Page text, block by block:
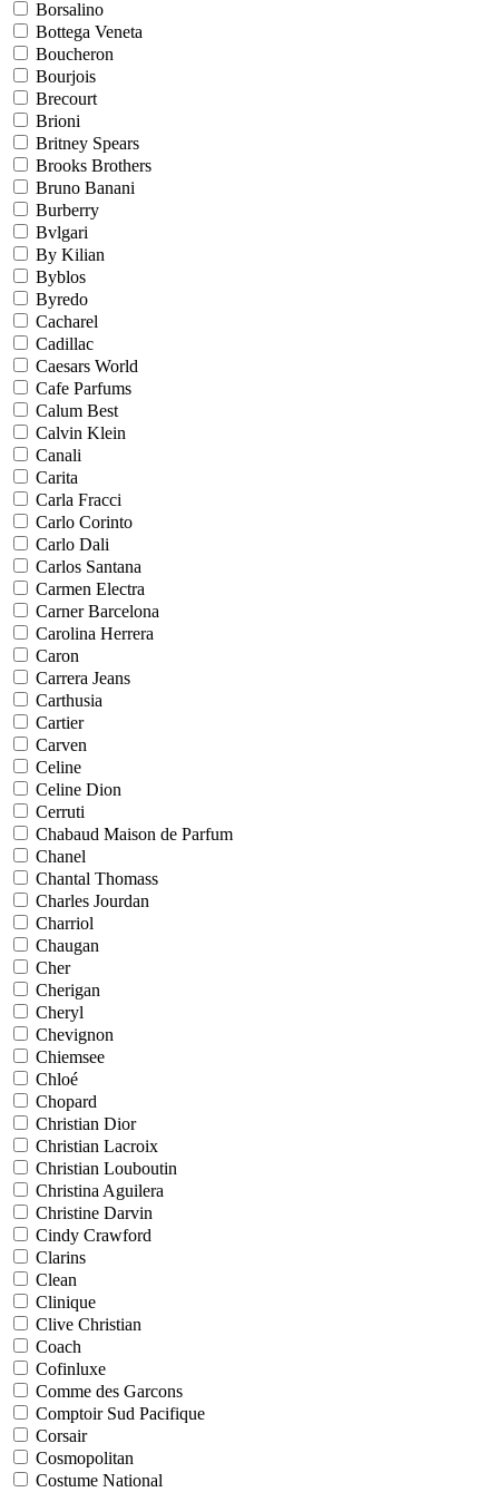
Borsalino
Bottega Veneta
Boucheron
Bourjois
Brecourt
Brioni
Britney Spears
Brooks Brothers
Bruno Banani
Burberry
Bvlgari
By Kilian
Byblos
Byredo
Cacharel
Cadillac
Caesars World
Cafe Parfums
Calum Best
Calvin Klein
Canali
Carita
Carla Fracci
Carlo Corinto
Carlo Dali
Carlos Santana
Carmen Electra
Carner Barcelona
Carolina Herrera
Caron
Carrera Jeans
Carthusia
Cartier
Carven
Celine
Celine Dion
Cerruti
Chabaud Maison de Parfum
Chanel
Chantal Thomass
Charles Jourdan
Charriol
Chaugan
Cher
Cherigan
Cheryl
Chevignon
Chiemsee
Chloé
Chopard
Christian Dior
Christian Lacroix
Christian Louboutin
Christina Aguilera
Christine Darvin
Cindy Crawford
Clarins
Clean
Clinique
Clive Christian
Coach
Cofinluxe
Comme des Garcons
Comptoir Sud Pacifique
Corsair
Cosmopolitan
Costume National